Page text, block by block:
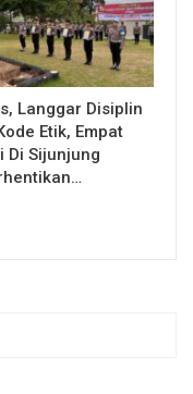
Langgar Disiplin
Etik, Empat
Di Sijunjung